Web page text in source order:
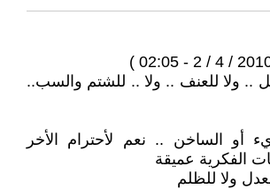
.. ولا للعنف .. ولا .. للشتم والسب..
أو الساخن .. نعم لأحترام الأخر
الفكرية عميقة
ولا للظلم